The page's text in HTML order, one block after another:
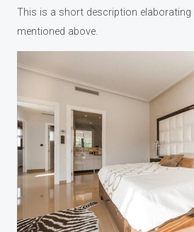
This is a short description elaborating
mentioned above.​